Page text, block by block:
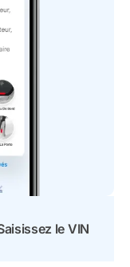
le VIN